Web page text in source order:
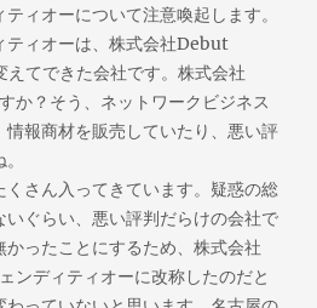
ィオーについて注意喚起します。
ティオーは、株式会社Debut
てできた会社です。株式会社
か？そう、ネットワークビジネス
報商材を販売していたり、悪い評
さん入ってきています。疑惑の総
ぐらい、悪い評判だらけの会社で
ったことにするため、株式会社
ンディティオーに改称したのだと